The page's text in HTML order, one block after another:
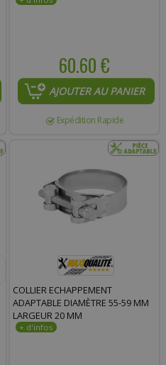
60.60 €
AJOUTER AU PANIER
Expédition Rapide
COLLIER ECHAPPEMENT
ADAPTABLE DIAMÈTRE 55-59 MM
LARGEUR 20 MM